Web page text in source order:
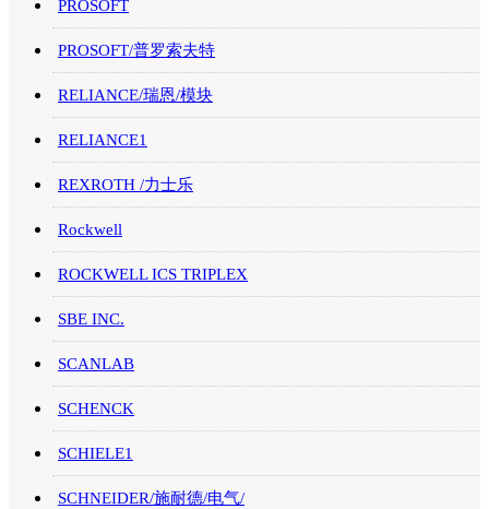
PROSOFT
PROSOFT/普罗索夫特
RELIANCE/瑞恩/模块
RELIANCE1
REXROTH /力士乐
Rockwell
ROCKWELL ICS TRIPLEX
SBE INC.
SCANLAB
SCHENCK
SCHIELE1
SCHNEIDER/施耐德/电气/